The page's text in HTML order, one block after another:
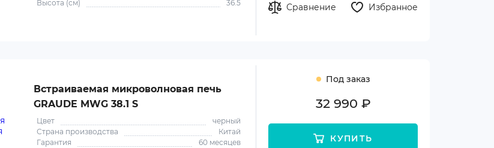
Высота (см)
36.5 Сравнение Избранное
Встраиваемая микроволновая печь
GRAUDE MWG 38.1 S
Цвет
черный
Страна производства
Китай
Гарантия
60 месяцев
Под заказ
32 990 ₽
КУПИТЬ